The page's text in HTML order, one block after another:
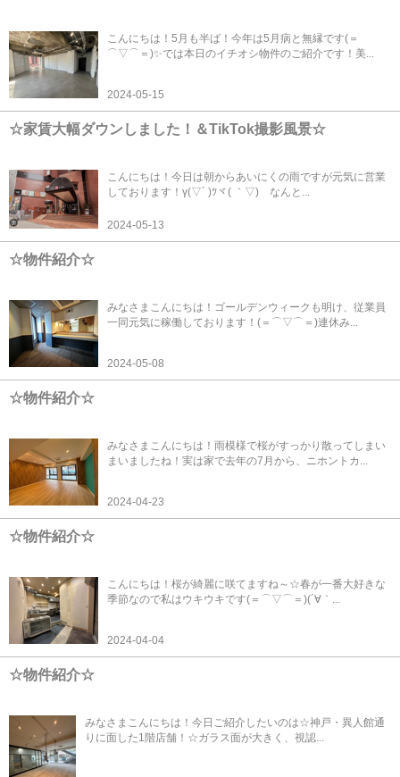
こんにちは！5月も半ば！今年は5月病と無縁です(＝
⌒▽⌒＝)✨では本日のイチオシ物件のご紹介です！美...
2024-05-15
☆家賃大幅ダウンしました！＆TikTok撮影風景☆
こんにちは！今日は朝からあいにくの雨ですが元気に営業
しております！γ(▽´ )ﾂヾ( ｀▽)ゞなんと...
2024-05-13
☆物件紹介☆
みなさまこんにちは！ゴールデンウィークも明け、従業員
一同元気に稼働しております！(＝⌒▽⌒＝)連休み...
2024-05-08
☆物件紹介☆
みなさまこんにちは！雨模様で桜がすっかり散ってしまい
まいましたね！実は家で去年の7月から、ニホントカ...
2024-04-23
☆物件紹介☆
こんにちは！桜が綺麗に咲てますね～☆春が一番大好きな
季節なので私はウキウキです(＝⌒▽⌒＝)(´∀｀...
2024-04-04
☆物件紹介☆
みなさまこんにちは！今日ご紹介したいのは☆神戸・異人館通
りに面した1階店舗！☆ガラス面が大きく、視認...